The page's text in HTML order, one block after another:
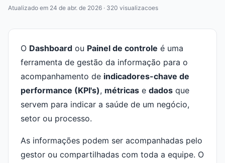
Atualizado em 24 de abr. de 2026 · 320 visualizacoes
O Dashboard ou Painel de controle é uma
ferramenta de gestão da informação para o
acompanhamento de indicadores-chave de
performance (KPI's), métricas e dados que
servem para indicar a saúde de um negócio,
setor ou processo.
As informações podem ser acompanhadas pelo
gestor ou compartilhadas com toda a equipe. O